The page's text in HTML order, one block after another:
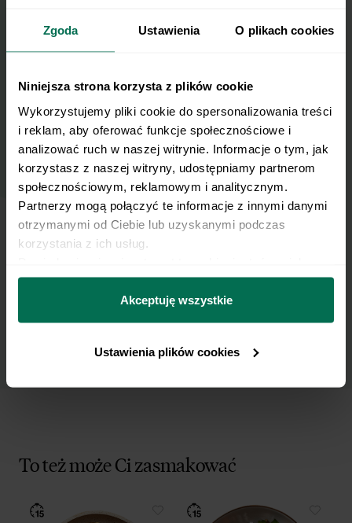
Zgoda Ustawienia O plikach cookies
Niniejsza strona korzysta z plików cookie
Wykorzystujemy pliki cookie do spersonalizowania treści
i reklam, aby oferować funkcje społecznościowe i
analizować ruch w naszej witrynie. Informacje o tym, jak
korzystasz z naszej witryny, udostępniamy partnerom
społecznościowym, reklamowym i analitycznym.
Partnerzy mogą połączyć te informacje z innymi danymi
otrzymanymi od Ciebie lub uzyskanymi podczas
korzystania z ich usług.
można się z nami skontaktować i w jaki sposób
przetwarzamy dane osobowe w ramach
prywatności.
Akceptuję wszystkie
Ustawienia plików cookies
Zapisz się do naszego Newslettera
Imię
Email
Wyślij
Wyrażam zgodę na przetwarzanie moich
polityką prywatności.
To też może Ci zasmakować